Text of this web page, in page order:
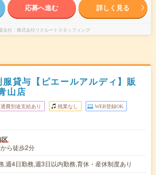
応募へ進む 詳しく見る
会社 株式会社リクルートスタッフィング
貸与【ピエールアルディ】販
山店
費別途支給あり 残業なし WEB登録OK
区
ら徒歩2分
,週4日勤務,週3日以内勤務,育休・産休制度あり